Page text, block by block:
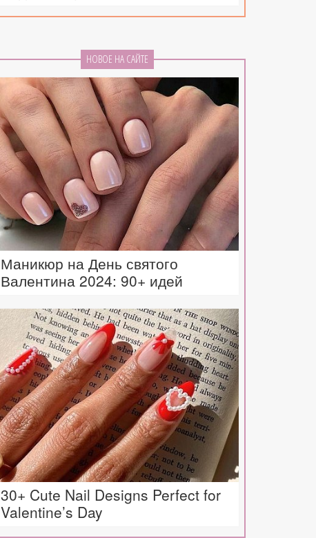
НОВОЕ НА САЙТЕ
Маникюр на День святого
Валентина 2024: 90+ идей
30+ Cute Nail Designs Perfect for
Valentine’s Day